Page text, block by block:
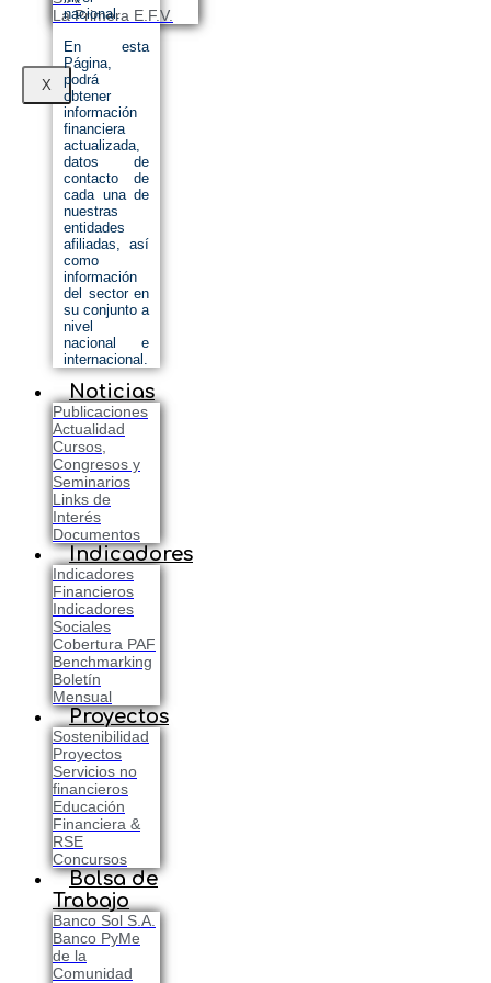
La Primera E.F.V.
X
nacional.
En esta
Página,
podrá
obtener
información
financiera
actualizada,
datos de
contacto de
cada una de
nuestras
entidades
afiliadas, así
como
información
del sector en
su conjunto a
nivel
nacional e
internacional.
Noticias
Publicaciones
Actualidad
Cursos,
Congresos y
Seminarios
Links de
Interés
Documentos
Indicadores
Indicadores
Financieros
Indicadores
Sociales
Cobertura PAF
Benchmarking
Boletín
Mensual
Proyectos
Sostenibilidad
Proyectos
Servicios no
financieros
Educación
Financiera &
RSE
Concursos
Bolsa de
Trabajo
Banco Sol S.A.
Banco PyMe
de la
Comunidad